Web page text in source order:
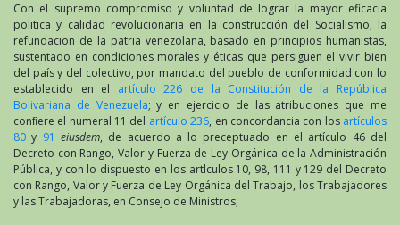
Con el supremo compromiso y voluntad de lograr la mayor eficacia
politica y calidad revolucionaria en la construcción del Socialismo, la
refundacion de la patria venezolana, basado en principios humanistas,
sustentado en condiciones morales y éticas que persiguen el vivir bien
del país y del colectivo, por mandato del pueblo de conformidad con lo
establecido en el artículo 226 de la Constitución de la República
Bolivariana de Venezuela; y en ejercicio de las atribuciones que me
conﬁere el numeral 11 del artículo 236, en concordancia con los artículos
80 y 91 eiusdem, de acuerdo a lo preceptuado en el artículo 46 del
Decreto con Rango, Valor y Fuerza de Ley Orgánica de la Administración
Pública, y con lo dispuesto en los artlculos 10, 98, 111 y 129 del Decreto
con Rango, Valor y Fuerza de Ley Orgánica del Trabajo, los Trabajadores
y las Trabajadoras, en Consejo de Ministros,